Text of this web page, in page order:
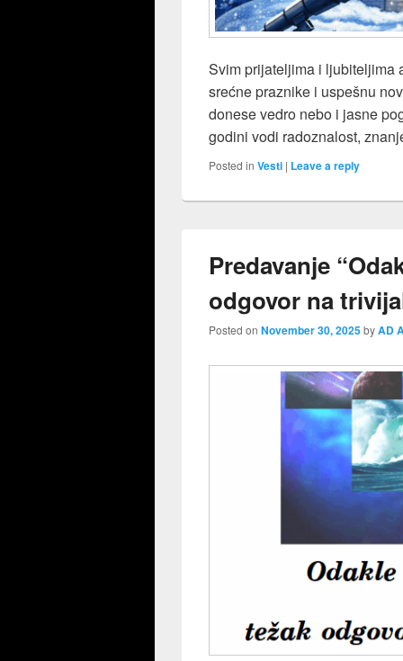
Svim prijateljima i ljubiteljima
srećne praznike i uspešnu
donese vedro nebo i jasne
godini vodi radoznalost,
Posted in Vesti | Leave a reply
Predavanje
odgovor na
Posted on November 30, 2025byAD